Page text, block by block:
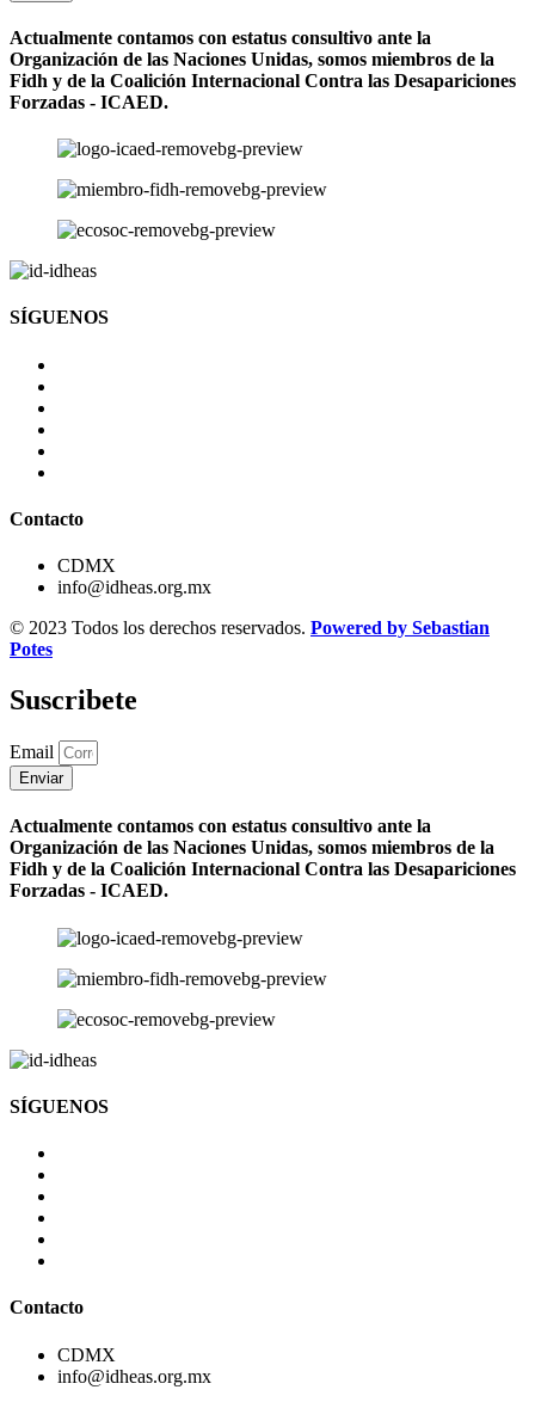
Actualmente contamos con estatus consultivo ante la
Organización de las Naciones Unidas, somos miembros de la
Fidh y de la Coalición Internacional Contra las Desapariciones
Forzadas - ICAED.
SÍGUENOS
Contacto
CDMX
info@idheas.org.mx
© 2023 Todos los derechos reservados. Powered by Sebastian
Potes
Suscribete
Email
Enviar
Actualmente contamos con estatus consultivo ante la
Organización de las Naciones Unidas, somos miembros de la
Fidh y de la Coalición Internacional Contra las Desapariciones
Forzadas - ICAED.
SÍGUENOS
Contacto
CDMX
info@idheas.org.mx